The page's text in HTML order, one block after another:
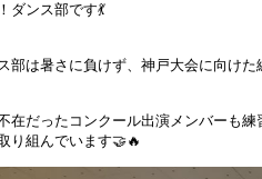
ダンス部です💃
部は暑さに負けず、神戸大会に向けた
在だったコンクール出演メンバーも
り組んでいます🤝🔥